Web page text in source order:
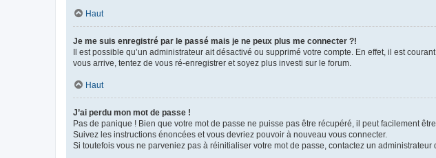
Haut
Je me suis enregistré par le passé mais je ne peux plus me connecter ?!
Il est possible qu’un administrateur ait désactivé ou supprimé votre compte. En effet, il est
vous arrive, tentez de vous ré-enregistrer et soyez plus investi sur le forum.
Haut
J’ai perdu mon mot de passe !
Pas de panique ! Bien que votre mot de passe ne puisse pas être récupéré, il peut facilement
Suivez les instructions énoncées et vous devriez pouvoir à nouveau vous connecter.
Si toutefois vous ne parveniez pas à réinitialiser votre mot de passe, contactez un administrateur